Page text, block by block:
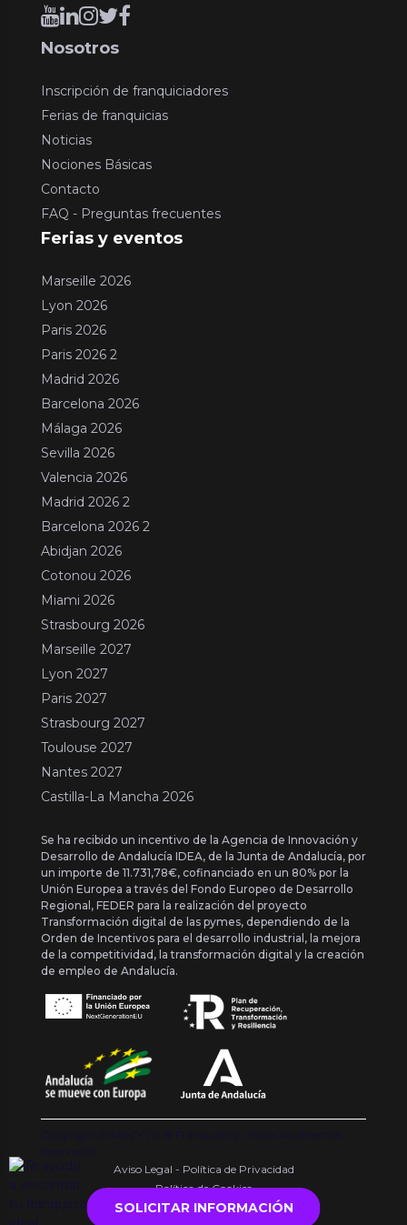
SOLICITAR INFORMACIÓN
Nosotros
Inscripción de franquiciadores
Ferias de franquicias
Noticias
Nociones Básicas
Contacto
FAQ - Preguntas frecuentes
Ferias y eventos
Marseille 2026
Lyon 2026
Paris 2026
Paris 2026 2
Madrid 2026
Barcelona 2026
Málaga 2026
Sevilla 2026
Valencia 2026
Madrid 2026 2
Barcelona 2026 2
Abidjan 2026
Cotonou 2026
Miami 2026
Strasbourg 2026
Marseille 2027
Lyon 2027
Paris 2027
Strasbourg 2027
Toulouse 2027
Nantes 2027
Castilla-La Mancha 2026
Se ha recibido un incentivo de la Agencia de Innovación y
Desarrollo de Andalucía IDEA, de la Junta de Andalucía, por
un importe de 11.731,78€, cofinanciado en un 80% por la
Unión Europea a través del Fondo Europeo de Desarrollo
Regional, FEDER para la realización del proyecto
Transformación digital de las pymes, dependiendo de la
Orden de Incentivos para el desarrollo industrial, la mejora
de la competitividad, la transformación digital y la creación
de empleo de Andalucía.
Copyright {{ date('Y') }} ® Franquishop. Todos los derechos
reservados
Aviso Legal - Política de Privacidad
Política de Cookies